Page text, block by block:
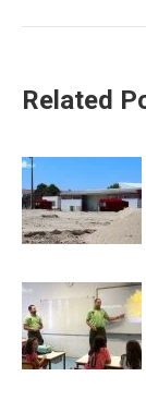
Related